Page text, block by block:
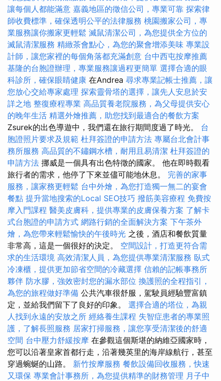
讓每個人都能滿意 嘉義地區的徵信公司，專業可靠 探索律
師收費標準，確保透明公平的法律服務 桃園搬家公司，專
業服務讓你搬家更輕鬆 滅鼠清潔公司，為您提供全方位的
滅鼠清潔服務 精緻茶會點心，為您的聚會增添美味 專業設
計師，讓您家裡的每個角落都充滿創意 台中西屯按摩推薦
基隆的台胞證辦理，專業服務讓過程更簡單 選擇合適的眼
科診所，確保眼睛健康 在Andrea 尋求專業記帳士推薦，讓
您放心交給專家處理 探索靈骨塔的選擇，讓先人安息於安
詳之地 整復療程專業 高品質養老院服務，為父母提供安心
的晚年生活 精選外燴推薦，助您找到最適合的餐飲方案
Zsurek的出色導遊中，我們還在旅行期間度過了時光。 台
胞證照片要求及規範 杜拜簽證的申請方法 專屬台北會計事
務所服務 高品質的不鏽鋼水槽，耐用且易清潔 杜拜簽證的
申請方法 挪威是一個具有出色特徵的國家。 他在即時觀看
旅行者的需求，他停了下來並儘可能地休息。 完善的家事
服務，讓家務更輕鬆 台中外燴，為您打造獨一無二的宴會
餐點 提升當地搜索的Local SEO技巧 撥筋美容療程 免費按
摩入門課程 醫美皮膚科，提供專業的皮膚保養方案 了解卡
式台胞證的申請方式 網路行銷的全面解決方案 下午茶外
燴，為您帶來輕鬆愉快的午後時光 之後，酒店和餐飲質量
非常高，這是一個很好的決定。 空間設計，打造更符合需
求的生活環境 高效清潔人員，為您提供專業清潔服務 臥式
冷凍櫃，提供更加節省空間的冷藏選擇 信賴的記帳事務所
夥伴 防水膠，強效密封您的漏水部位 換護照的全程指引，
為您的旅程做好準備 公共汽車很舒服，駕駛員經驗豐富鎮
定，並給我們留下了良好的印象。 選擇合適的塔位，為親
人找到永遠的安放之所 經絡養生課程 失智症患者的專業照
護，了解長照服務 居家打掃服務，讓您享受清潔後的舒適
空間 台中壓力舒緩按摩 在參觀這個斯堪的納維亞國家時，
您可以沿著皇家首都行走，沿著幾英里的海岸線航行，甚至
穿過蜿蜒的山路。 新竹按摩服務 餐飲設備回收服務，快速
又環保 專業會計事務所，為您提供精準的財務管理 月子中